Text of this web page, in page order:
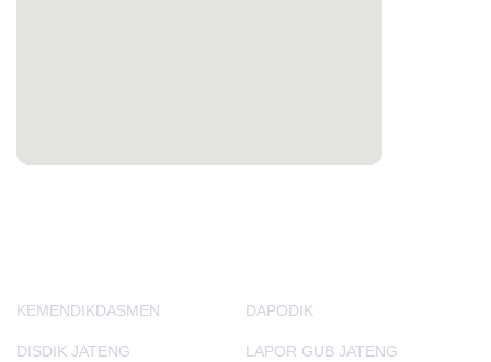
KEMENDIKDASMEN DAPODIK
DISDIK JATENG LAPOR GUB JATENG